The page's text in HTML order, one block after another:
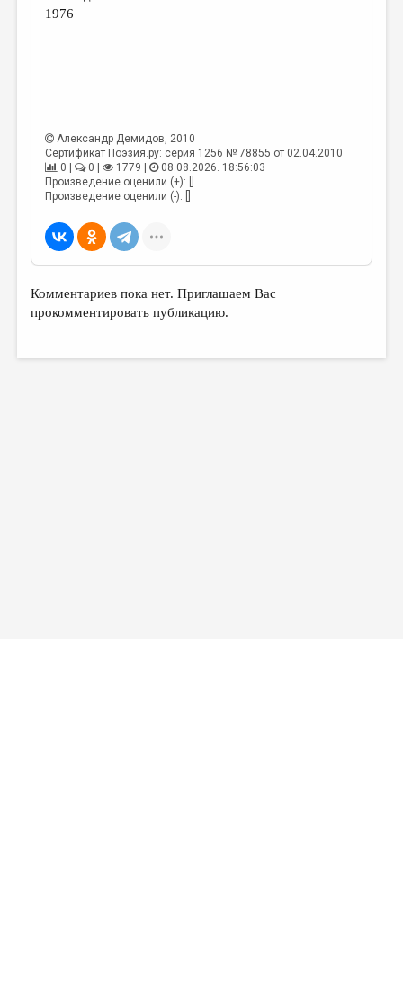
ТРЕДИАКОВСКИЙ
1976
Александр Демидов, 2010
Сертификат Поэзия.ру: серия 1256 № 78855 от 02.04.2010
0 |
0 | 1779 |
08.08.2026. 18:56:03
Произведение оценили (+): []
Произведение оценили (-): []
Комментариев пока нет. Приглашаем Вас
прокомментировать публикацию.